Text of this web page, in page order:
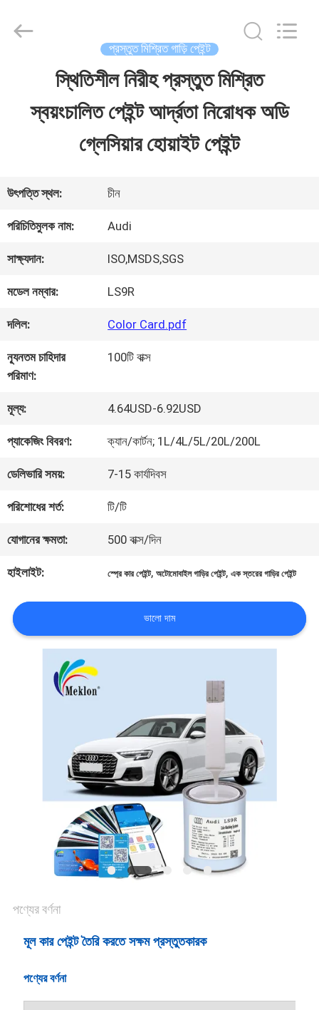
ভিডিও
আমাদের
সম্পর্কে
কারখানা
ভ্রমণ
মান
নিয়ন্ত্রণ
আমাদের
যোগাযোগ
খবর
গোপনীয়তা
নীতি
Chemical
Reserved.
প্রস্তুত মিশ্রিত গাড়ি পেইন্ট
স্থিতিশীল নিরীহ প্রস্তুত মিশ্রিত
স্বয়ংচালিত পেইন্ট আর্দ্রতা নিরোধক অডি
গ্লেসিয়ার হোয়াইট পেইন্ট
উৎপত্তি স্থল: চীন
পরিচিতিমুলক নাম: Audi
সাক্ষ্যদান: ISO,MSDS,SGS
মডেল নম্বার: LS9R
দলিল: Color Card.pdf
ন্যূনতম চাহিদার
পরিমাণ:
100টি বাক্স
মূল্য: 4.64USD-6.92USD
প্যাকেজিং বিবরণ: ক্যান/কার্টন; 1L/4L/5L/20L/200L
ডেলিভারি সময়: 7-15 কার্যদিবস
পরিশোধের শর্ত: টি/টি
যোগানের ক্ষমতা: 500 বাক্স/দিন
হাইলাইট: স্প্রে কার পেইন্ট,অটোমোবাইল গাড়ির পেইন্ট,এক স্তরের গাড়ির পেইন্ট
ভালো দাম
পণ্যের বর্ণনা
মূল কার পেইন্ট তৈরি করতে সক্ষম প্রস্তুতকারক
পণ্যের বর্ণনা